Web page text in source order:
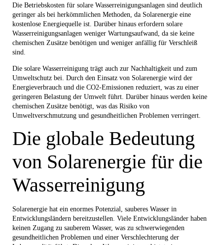
Die Betriebskosten für solare Wasserreinigungsanlagen sind deutlich
geringer als bei herkömmlichen Methoden, da Solarenergie eine
kostenlose Energiequelle ist. Darüber hinaus erfordern solare
Wasserreinigungsanlagen weniger Wartungsaufwand, da sie keine
chemischen Zusätze benötigen und weniger anfällig für Verschleiß
sind.
Die solare Wasserreinigung trägt auch zur Nachhaltigkeit und zum
Umweltschutz bei. Durch den Einsatz von Solarenergie wird der
Energieverbrauch und die CO2-Emissionen reduziert, was zu einer
geringeren Belastung der Umwelt führt. Darüber hinaus werden keine
chemischen Zusätze benötigt, was das Risiko von
Umweltverschmutzung und gesundheitlichen Problemen verringert.
Die globale Bedeutung
von Solarenergie für die
Wasserreinigung
Solarenergie hat ein enormes Potenzial, sauberes Wasser in
Entwicklungsländern bereitzustellen. Viele Entwicklungsländer haben
keinen Zugang zu sauberem Wasser, was zu schwerwiegenden
gesundheitlichen Problemen und einer Verschlechterung der